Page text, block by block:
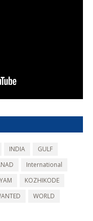
INDIA
GULF
International
KOZHIKODE
WORLD